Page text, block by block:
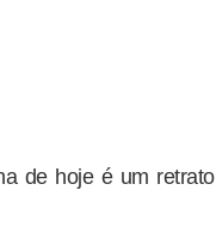
de hoje é um retrato